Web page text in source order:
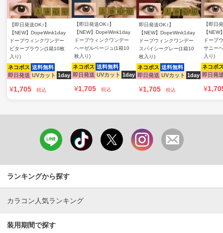
【即日発送OK♪】
【NEW】DopeWink1day
ドープウィンクワンデー
ビターブラウン(1箱10枚
入り)
ネコポス 送料無料
即日発送 UVカット 1day
¥1,705 税込
【即日発送OK♪】
【NEW】DopeWink1day
ドープウィンクワンデー
ヘーゼルベージュ(1箱10
枚入り)
ネコポス 送料無料
即日発送 UVカット 1day
¥1,705 税込
即日発送OK♪】
【NEW】DopeWink1day
ドープウィンクワンデー
スパイシーグレー(1箱10
枚入り)
ネコポス 送料無料
即日発送 UVカット 1day
¥1,705 税込
【即日
【
ドープ
サニー
入り)
ネコポ
即日発
¥
ランキングから探す
カラコン人気ランキング
装用期間で探す